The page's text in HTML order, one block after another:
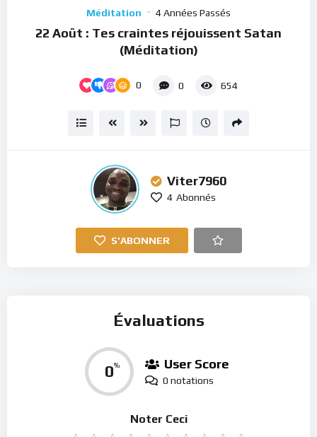
Méditation 4 Années Passés
22 Août : Tes craintes réjouissent Satan
(Méditation)
0 0 654
Viter7960
4 Abonnés
S'ABONNER
Évaluations
0% User Score
0 notations
Noter Ceci